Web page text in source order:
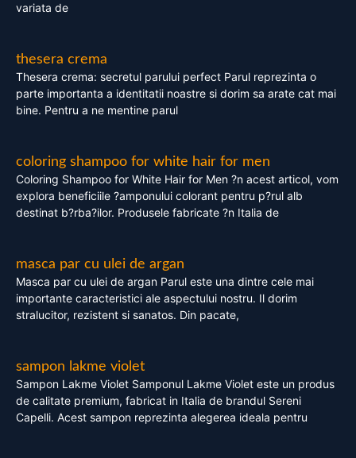
variata de
thesera crema
Thesera crema: secretul parului perfect Parul reprezinta o
parte importanta a identitatii noastre si dorim sa arate cat mai
bine. Pentru a ne mentine parul
coloring shampoo for white hair for men
Coloring Shampoo for White Hair for Men ?n acest articol, vom
explora beneficiile ?amponului colorant pentru p?rul alb
destinat b?rba?ilor. Produsele fabricate ?n Italia de
masca par cu ulei de argan
Masca par cu ulei de argan Parul este una dintre cele mai
importante caracteristici ale aspectului nostru. Il dorim
stralucitor, rezistent si sanatos. Din pacate,
sampon lakme violet
Sampon Lakme Violet Samponul Lakme Violet este un produs
de calitate premium, fabricat in Italia de brandul Sereni
Capelli. Acest sampon reprezinta alegerea ideala pentru